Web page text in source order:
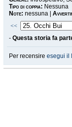
Tipo di coppia: Nessuna
Note: nessuna |
<<
- Questa storia fa
Per recensire esegui il